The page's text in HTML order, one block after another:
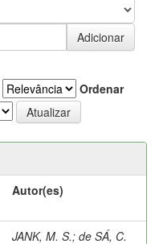
Ordenar
Autor(es)
JANK, M. S.; de SÁ, C.